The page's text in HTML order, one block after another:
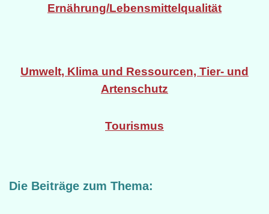
Ernährung/Lebensmittelqualität
Umwelt, Klima und Ressourcen, Tier- und
Artenschutz
Tourismus
Die Beiträge zum Thema: